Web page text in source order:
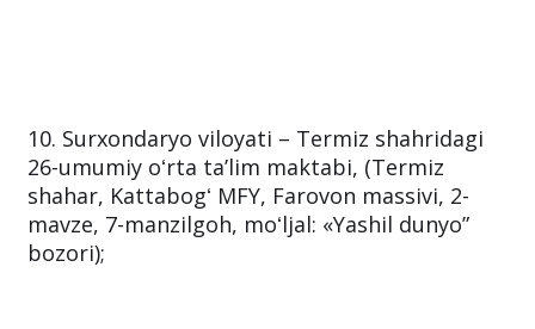
10. Surxondaryo viloyati – Termiz shahridagi
26-umumiy oʻrta taʼlim maktabi, (Termiz
shahar, Kattabogʻ MFY, Farovon massivi, 2-
mavze, 7-manzilgoh, moʻljal: «Yashil dunyo”
bozori);